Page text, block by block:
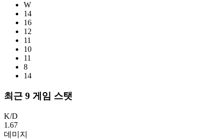
W
14
16
12
11
10
11
8
14
최근 9 게임 스탯
K/D
1.67
데미지